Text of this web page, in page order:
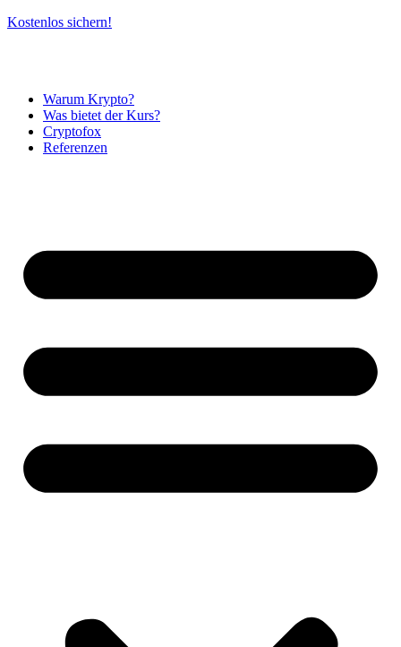
Kostenlos sichern!
Warum Krypto?
Was bietet der Kurs?
Cryptofox
Referenzen